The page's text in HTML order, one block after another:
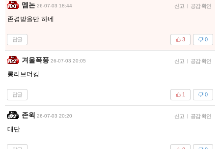
멤논 26-07-03 18:44 신고 | 공감 확인
존경받을만 하네
답글 0
3
겨울폭풍 26-07-03 20:05 신고 | 공감 확인
롱리브더킹
답글 0
1
존윅 26-07-03 20:20 신고 | 공감 확인
대단